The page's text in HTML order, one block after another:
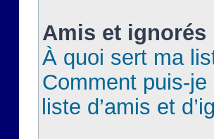
Amis et ignorés
À quoi sert ma
Comment puis-
liste d’amis et